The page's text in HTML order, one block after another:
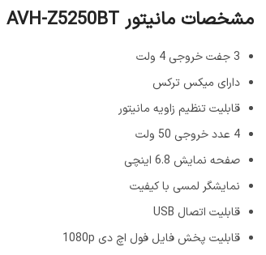
مشخصات مانیتور AVH-Z5250BT
3 جفت خروجی 4 ولت
دارای میکس ترکس
قابلیت تنظیم زاویه مانیتور
4 عدد خروجی 50 ولت
صفحه نمایش 6.8 اینچی
نمایشگر لمسی با کیفیت
قابلیت اتصال USB
قابلیت پخش فایل فول اچ دی 1080p